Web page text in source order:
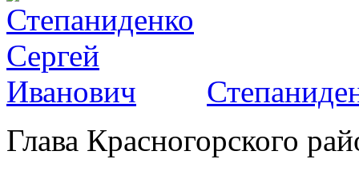
Глава Красногорского